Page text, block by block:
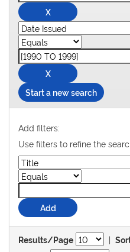
Start a new search
Add filters:
Use filters to refine the
Results/Page |